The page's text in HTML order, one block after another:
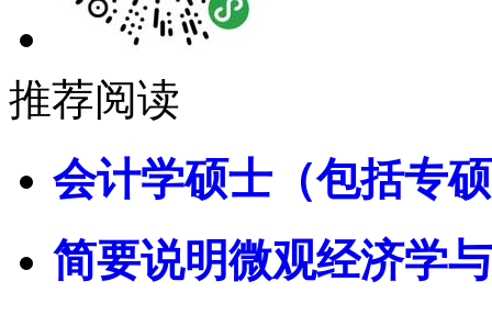
推荐阅读
会计学硕士（包括专
简要说明微观经济学